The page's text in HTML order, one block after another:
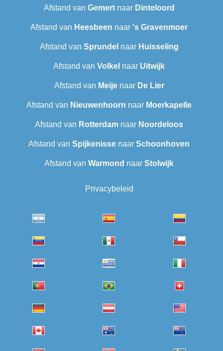
Afstand van Gemertnaar Dinteloord
Afstand van Heesbeen naar 's Gravenmoer
Afstand van Sprundel naar Huisseling
Afstand van Volkel naar Uitwijk
Afstand van Meijenaar De Lier
Afstand van Nieuwenhoorn naar Moerkapelle
Afstand van Rotterdam naar Noordeloos
Afstand van Spijkenisse naar Schoonhoven
Afstand van Warmond naar Stolwijk
Privacybeleid